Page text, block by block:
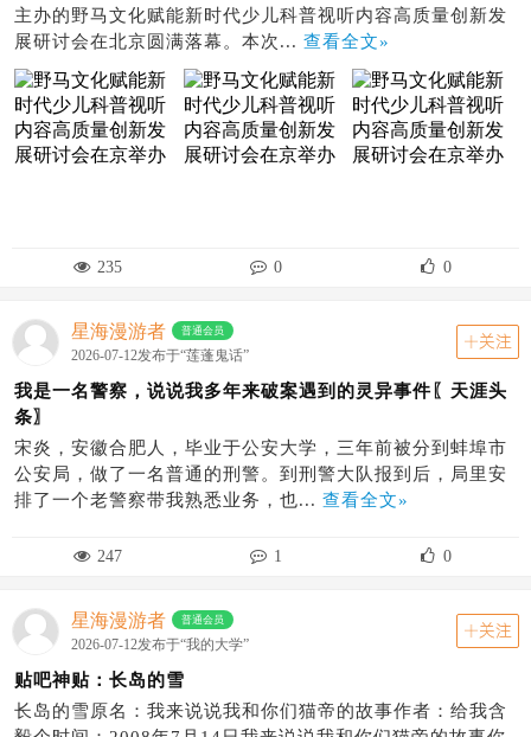
主办的野马文化赋能新时代少儿科普视听内容高质量创新发
展研讨会在北京圆满落幕。本次... 查看全文»
235 0 0
星海漫游者 普通会员
2026-07-12发布于“莲蓬鬼话”
关注
我是一名警察，说说我多年来破案遇到的灵异事件〖天涯头
条〗
宋炎，安徽合肥人，毕业于公安大学，三年前被分到蚌埠市
公安局，做了一名普通的刑警。到刑警大队报到后，局里安
排了一个老警察带我熟悉业务，也... 查看全文»
247 1 0
星海漫游者 普通会员
2026-07-12发布于“我的大学”
关注
贴吧神贴：长岛的雪
长岛的雪原名：我来说说我和你们猫帝的故事作者：给我含